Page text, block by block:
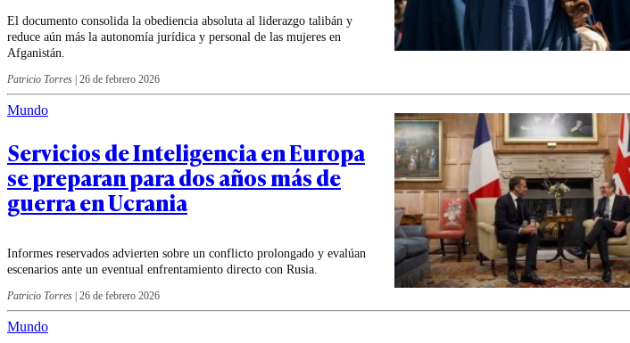
El documento consolida la obediencia absoluta al liderazgo talibán y
reduce aún más la autonomía jurídica y personal de las mujeres en
Afganistán.
Patricio Torres | 26 de febrero 2026
Mundo
Servicios de Inteligencia en Europa
se preparan para dos años más de
guerra en Ucrania
Informes reservados advierten sobre un conflicto prolongado y evalúan
escenarios ante un eventual enfrentamiento directo con Rusia.
Patricio Torres | 26 de febrero 2026
Mundo